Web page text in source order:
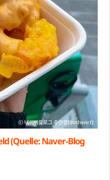
(Quelle: Naver-Blog